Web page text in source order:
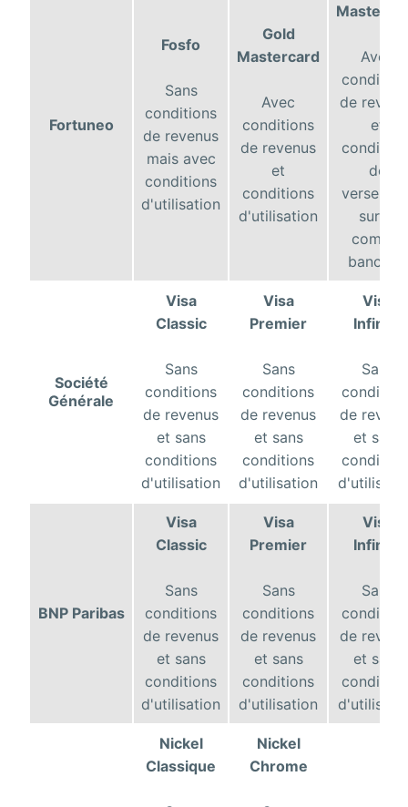
Fortuneo
Fosfo
Sans
conditions
de revenus
mais avec
conditions
d'utilisation
Gold
Mastercard
Avec
conditions
de revenus
et
conditions
d'utilisation
Avec
de
et
de
sur le
compte
bancaire
Société
Générale
Visa
Classic
Sans
conditions
de revenus
et sans
conditions
d'utilisation
Visa
Premier
Sans
conditions
de revenus
et sans
conditions
d'utilisation
Visa
Infinite
Sans
de
et sans
BNP Paribas
Visa
Classic
Sans
conditions
de revenus
et sans
conditions
d'utilisation
Visa
Premier
Sans
conditions
de revenus
et sans
conditions
d'utilisation
Visa
Infinite
Sans
de
et sans
Nickel
Classique
Nickel
Chrome